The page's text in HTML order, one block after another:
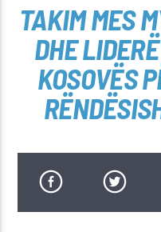
TAKIM MES
DHE
KOSOVËS